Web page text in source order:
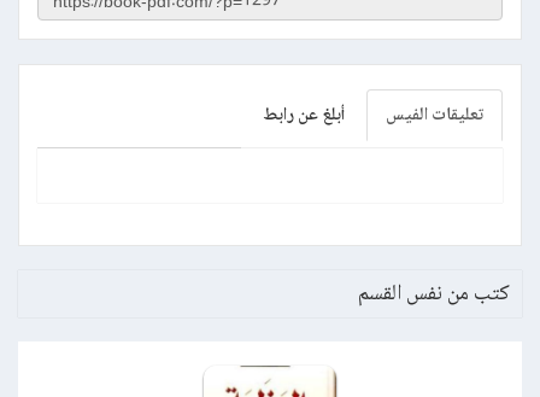
تعليقات الفيس أبلغ عن رابط
كتب من نفس القسم